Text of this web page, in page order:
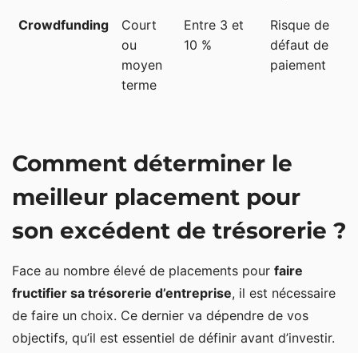
Crowdfunding
Court
ou
moyen
terme
Entre 3 et
10 %
Risque de
défaut de
paiement
Comment déterminer le
meilleur placement pour
son excédent de trésorerie ?
Face au nombre élevé de placements pour faire
fructifier sa trésorerie d’entreprise, il est nécessaire
de faire un choix. Ce dernier va dépendre de vos
objectifs, qu’il est essentiel de définir avant d’investir.